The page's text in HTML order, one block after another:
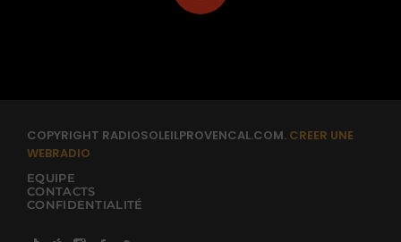
COPYRIGHT RADIOSOLEILPROVENCAL.COM. CREER UNE
WEBRADIO
EQUIPE
CONTACTS
CONFIDENTIALITÉ